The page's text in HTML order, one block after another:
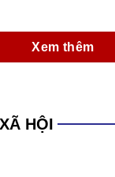
Xem thêm
HỘI